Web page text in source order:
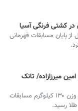
در کشتی فرنگی آسیا
پایان مسابقات قهرمانی
میرزازاده/ تانک
امین میرزازاده نماینده کشورمان در وزن ۱۳۰ کیلوگرم مسابقات
رسید.